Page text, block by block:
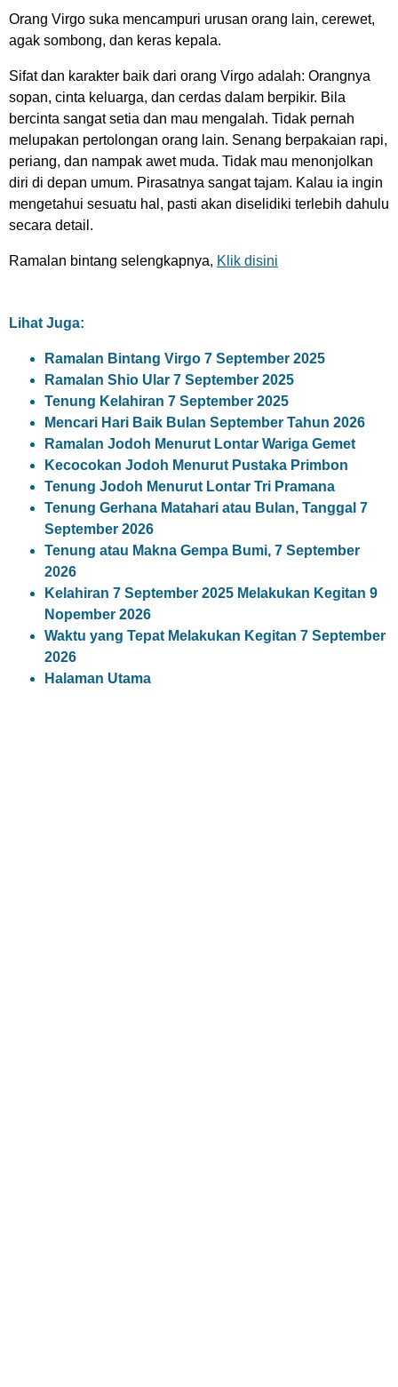
Orang Virgo suka mencampuri urusan orang lain, cerewet,
agak sombong, dan keras kepala.
Sifat dan karakter baik dari orang Virgo adalah: Orangnya
sopan, cinta keluarga, dan cerdas dalam berpikir. Bila
bercinta sangat setia dan mau mengalah. Tidak pernah
melupakan pertolongan orang lain. Senang berpakaian rapi,
periang, dan nampak awet muda. Tidak mau menonjolkan
diri di depan umum. Pirasatnya sangat tajam. Kalau ia ingin
mengetahui sesuatu hal, pasti akan diselidiki terlebih dahulu
secara detail.
Ramalan bintang selengkapnya, Klik disini
Lihat Juga:
Ramalan Bintang Virgo 7 September 2025
Ramalan Shio Ular 7 September 2025
Tenung Kelahiran 7 September 2025
Mencari Hari Baik Bulan September Tahun 2026
Ramalan Jodoh Menurut Lontar Wariga Gemet
Kecocokan Jodoh Menurut Pustaka Primbon
Tenung Jodoh Menurut Lontar Tri Pramana
Tenung Gerhana Matahari atau Bulan, Tanggal 7
September 2026
Tenung atau Makna Gempa Bumi, 7 September
2026
Kelahiran 7 September 2025 Melakukan Kegitan 9
Nopember 2026
Waktu yang Tepat Melakukan Kegitan 7 September
2026
Halaman Utama